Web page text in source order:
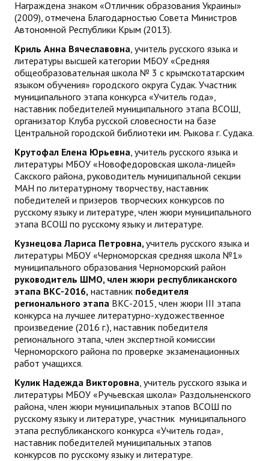
Награждена знаком «Отличник образования Украины»
(2009), отмечена Благодарностью Совета Министров
Автономной Республики Крым (2013).
Криль Анна Вячеславовна, учитель русского языка и
литературы высшей категории МБОУ «Средняя
общеобразовательная школа № 3 с крымскотатарским
языком обучения» городского округа Судак. Участник
муниципального этапа конкурса «Учитель года»,
наставник победителей муниципального этапа ВСОШ,
организатор Клуба русской словесности на базе
Центральной городской библиотеки им. Рыкова г. Судака.
Крутофал Елена Юрьевна, учитель русского языка и
литературы МБОУ «Новофедоровская школа-лицей»
Сакского района, руководитель муниципальной секции
МАН по литературному творчеству, наставник
победителей и призеров творческих конкурсов по
русскому языку и литературе, член жюри муниципального
этапа ВСОШ по русскому языку и литературе.
Кузнецова Лариса Петровна,учитель русского языка и
литературы МБОУ «Черноморская средняя школа №1»
муниципального образования Черноморский район
руководитель ШМО, член жюри республиканского
этапа ВКС-2016, наставник победителя
регионального этапа ВКС-2015, член жюри III этапа
конкурса на лучшее литературно-художественное
произведение (2016 г.), наставник победителя
регионального этапа, член экспертной комиссии
Черноморского района по проверке экзаменационных
работ учащихся.
Кулик Надежда Викторовна, учитель русского языка и
литературы МБОУ «Ручьевская школа» Раздольненского
района, член жюри муниципальных этапов ВСОШ по
русскому языку и литературе, участник муниципального
этапа республиканского конкурса «Учитель года»,
наставник победителей муниципальных этапов
конкурсов по русскому языку и литературе.